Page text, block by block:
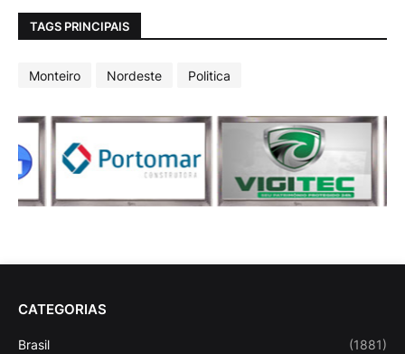
TAGS PRINCIPAIS
Monteiro Nordeste Politica
CATEGORIAS
Brasil (1881)